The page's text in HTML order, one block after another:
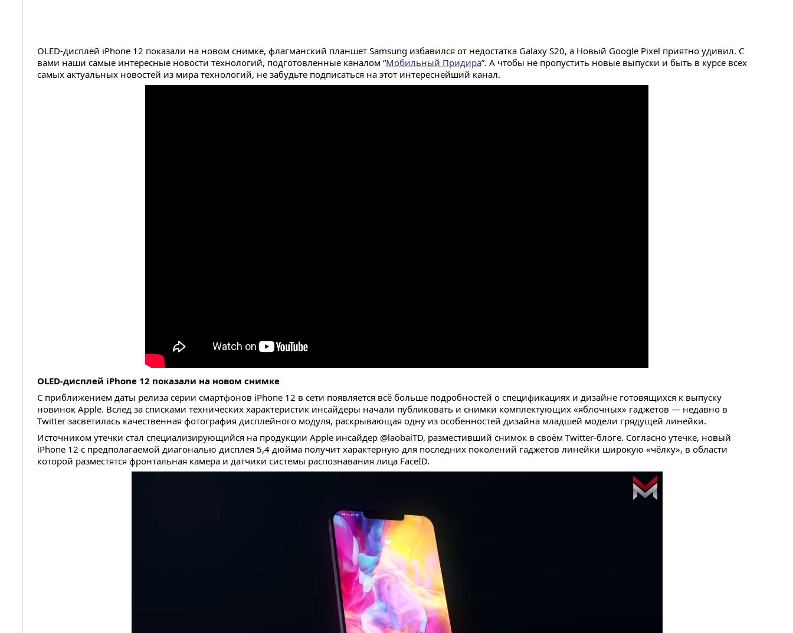
OLED-дисплей iPhone 12 показали на новом снимке, флагманский планшет Samsung избавился от недостатка Galaxy S20, а Новый Google Pixel приятно удивил. С
вами наши самые интересные новости технологий, подготовленные каналом “Мобильный Придира”. А чтобы не пропустить новые выпуски и быть в курсе всех
самых актуальных новостей из мира технологий, не забудьте подписаться на этот интереснейший канал.
OLED-дисплей iPhone 12 показали на новом снимке
С приближением даты релиза серии смартфонов iPhone 12 в сети появляется всё больше подробностей о спецификациях и дизайне готовящихся к выпуску
новинок Apple. Вслед за списками технических характеристик инсайдеры начали публиковать и снимки комплектующих «яблочных» гаджетов — недавно в
Twitter засветилась качественная фотография дисплейного модуля, раскрывающая одну из особенностей дизайна младшей модели грядущей линейки.
Источником утечки стал специализирующийся на продукции Apple инсайдер @laobaiTD, разместивший снимок в своём Twitter-блоге. Согласно утечке, новый
iPhone 12 с предполагаемой диагональю дисплея 5,4 дюйма получит характерную для последних поколений гаджетов линейки широкую «чёлку», в области
которой разместятся фронтальная камера и датчики системы распознавания лица FaceID.